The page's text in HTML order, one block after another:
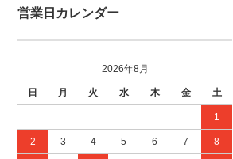
営業日カレンダー
2026年8月
日 月 火 水 木 金 土
1
2 3 4 5 6 7 8